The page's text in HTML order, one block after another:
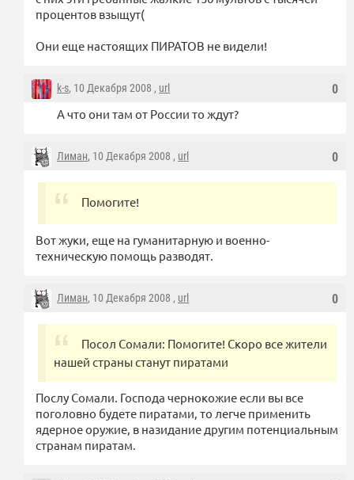
процентов взыщут(
Они еще настоящих ПИРАТОВ не видели!
0
k-s, 10 Декабря 2008 , url
А что они там от России то ждут?
0
Лиман, 10 Декабря 2008 , url
Помогите!
Вот жуки, еще на гуманитарную и военно-
техническую помощь разводят.
0
Лиман, 10 Декабря 2008 , url
Посол Сомали: Помогите! Скоро все жители
нашей страны станут пиратами
Послу Сомали. Господа чернокожие если вы все
поголовно будете пиратами, то легче применить
ядерное оружие, в назидание другим потенциальным
странам пиратам.